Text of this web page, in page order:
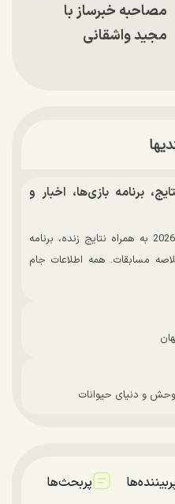
مصاحبه خبرساز با
مجید واشقانی
جهانی 2026 | نتایج، برنامه بازی‌ها، اخبار و
مشاهده جدول کامل جام جهانی 2026 به همراه نتایج زنده، برنامه
مسابقات. همه اطلاعات جام
و دنیای حیوانات
پربحث‌ها